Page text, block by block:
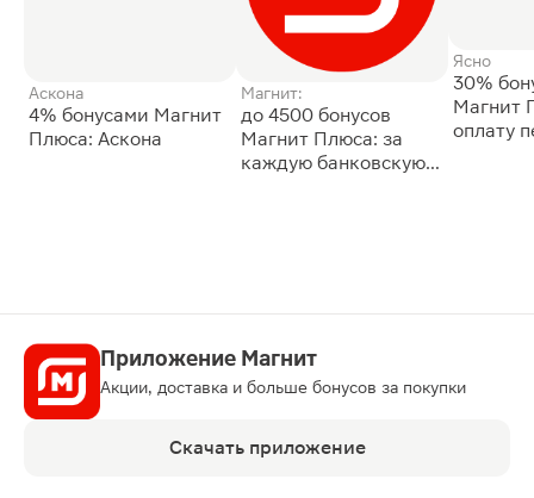
Аскона
4% бонусами Магнит
Плюса: Аскона
Магнит:
до 4500 бонусов
Магнит Плюса: за
каждую банковскую
Ясно
30%
Магнит
оплату
Приложение Магнит
Акции, доставка и больше бонусов за покупки
Скачать приложение